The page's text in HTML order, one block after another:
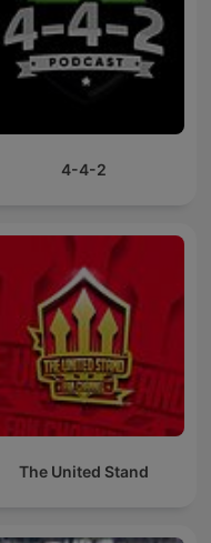
4-4-2
The United Stand